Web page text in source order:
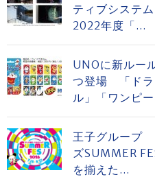
ティブシステ
2022年度「...
UNOに新ルー
つ登場 「ドラ
ル」「ワンピ
王子グループ
ズSUMMER
を揃えた...